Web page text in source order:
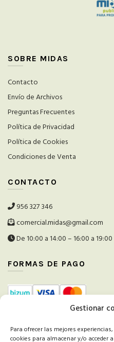
Gestionar
Para ofrecer las mejores
cookies para almacenar y/o acceder
SOBRE MIDAS
Contacto
Envío de Archivos
Preguntas Frecuentes
Política de Privacidad
Política de Cookies
Condiciones de Venta
CONTACTO
956 327 346
comercial.midas@gmail.com
De 10:00 a 14:00 – 16:00 a 19:00
FORMAS DE PAGO